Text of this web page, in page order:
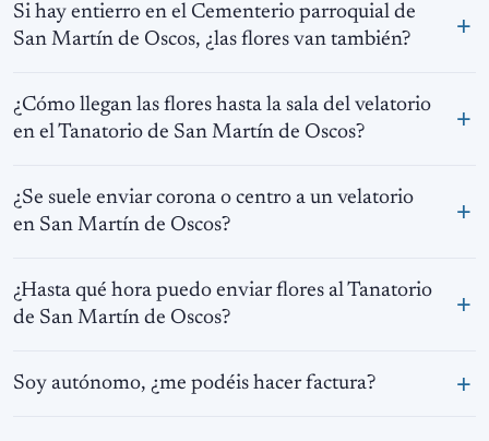
Si hay entierro en el Cementerio parroquial de
San Martín de Oscos, ¿las flores van también?
¿Cómo llegan las flores hasta la sala del velatorio
en el Tanatorio de San Martín de Oscos?
¿Se suele enviar corona o centro a un velatorio
en San Martín de Oscos?
¿Hasta qué hora puedo enviar flores al Tanatorio
de San Martín de Oscos?
Soy autónomo, ¿me podéis hacer factura?